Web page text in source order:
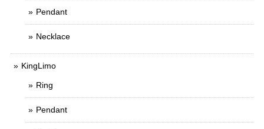
Pendant
Necklace
KingLimo
Ring
Pendant